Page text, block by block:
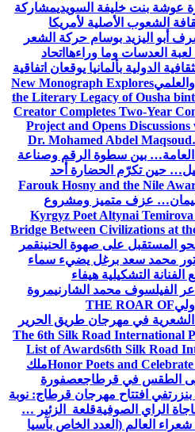
عوشة بنت خليفة السويديمشاركة
الشعوب الأصلية لأمريكا
أبو اليزيد بوسام حركة الشعر
العدسات وما وراءها اتحاد
الدولية بألمانيا يوقعان اتفاقية
New Monograph Explores
the Literary Legacy of Ousha
Creator Completes Two-Year
Project and Opens
Dr. Mohamed Abdel
العامة… بين سطوة الرقم وصناعة
حين تكرّم الحضارة أحد
Farouk Hosny and the Nile
عزف متميز ومشروع
Kyrgyz Poet Altynai Temirova
Bridge Between Civilizations at
المستقبل على صهوة الحنينقمر
محمد سعد برغل يضيء سماء
الفنانة التشكيلية هيفاء
الفيلسوف محمد الشارنيمروة
THE ROAR OF
الشعرية في مهرجان طريق الحرير
The 6th Silk Road International
List of Awards6th Silk Road
Honor Poets andملك
الطقس في قرطاجعصفورة
في افتتاح مهرجان قرطاج: نوبة
الراي الصوفيةقلعة الزئير …
العالم (العدد الخاص بآسيا